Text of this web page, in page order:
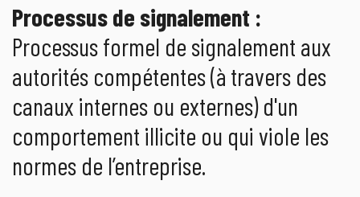
Processus de signalement :
Processus formel de signalement aux
autorités compétentes (à travers des
canaux internes ou externes) d'un
comportement illicite ou qui viole les
normes de l’entreprise.